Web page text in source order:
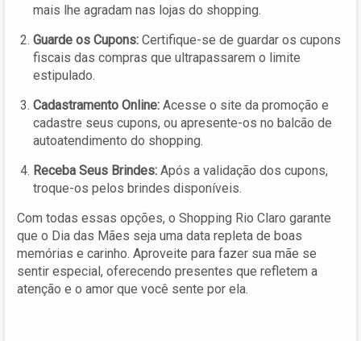
mais lhe agradam nas lojas do shopping.
Guarde os Cupons: Certifique-se de guardar os cupons
fiscais das compras que ultrapassarem o limite
estipulado.
Cadastramento Online: Acesse o site da promoção e
cadastre seus cupons, ou apresente-os no balcão de
autoatendimento do shopping.
Receba Seus Brindes: Após a validação dos cupons,
troque-os pelos brindes disponíveis.
Com todas essas opções, o Shopping Rio Claro garante
que o Dia das Mães seja uma data repleta de boas
memórias e carinho. Aproveite para fazer sua mãe se
sentir especial, oferecendo presentes que refletem a
atenção e o amor que você sente por ela.